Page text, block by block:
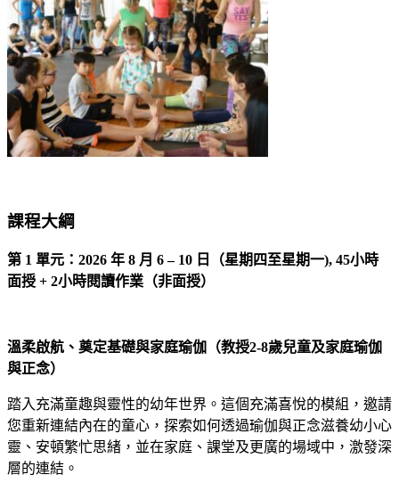
課程大綱
第 1 單元：2026 年 8 月 6 – 10 日（星期四至星期一), 45小時
面授 + 2小時閱讀作業（非面授）
溫柔啟航、奠定基礎與家庭瑜伽（教授2-8歲兒童及家庭瑜伽
與正念）
踏入充滿童趣與靈性的幼年世界。這個充滿喜悅的模組，邀請
您重新連結內在的童心，探索如何透過瑜伽與正念滋養幼小心
靈、安頓繁忙思緒，並在家庭、課堂及更廣的場域中，激發深
層的連結。